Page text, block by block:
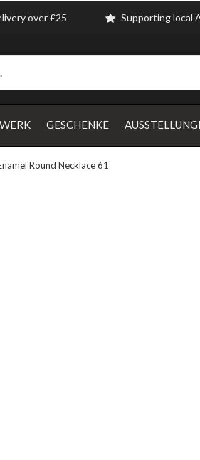
GESCHENKE
over £25 Supporting local
Round Necklace 61